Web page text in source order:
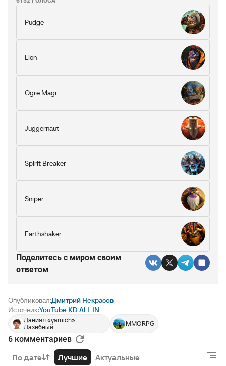
Pudge
Lion
Ogre Magi
Juggernaut
Spirit Breaker
Sniper
Earthshaker
Поделитесь c миром своим
ответом
Опубликовал:Дмитрий Некрасов
Источник:YouTube KD ALL IN
Даниял «yamich»
Лазебный
MMORPG
РЕКЛАМА • BETBOOM.RU
6 комментариев
По дате Лучшие Актуальные